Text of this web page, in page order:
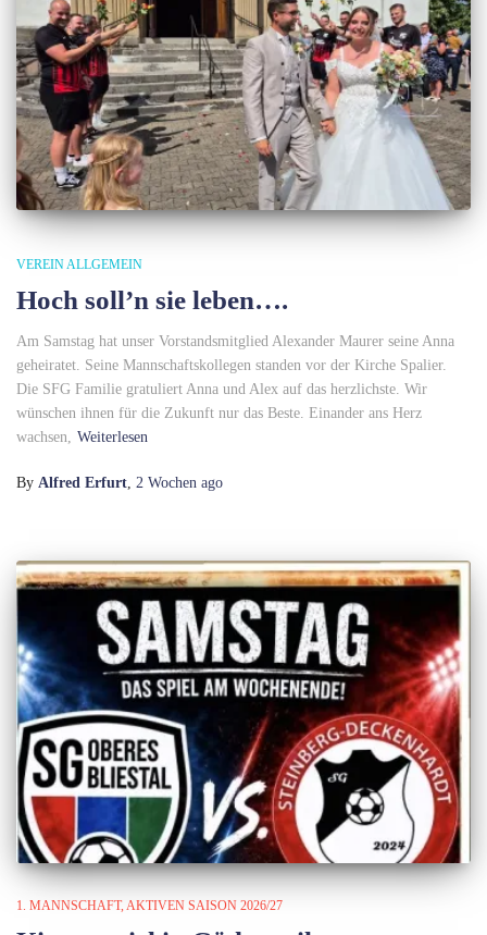
VEREIN ALLGEMEIN
Hoch soll’n sie leben….
Am Samstag hat unser Vorstandsmitglied Alexander Maurer seine Anna
geheiratet. Seine Mannschaftskollegen standen vor der Kirche Spalier.
Die SFG Familie gratuliert Anna und Alex auf das herzlichste. Wir
wünschen ihnen für die Zukunft nur das Beste. Einander ans Herz
wachsen,
Weiterlesen
By Alfred Erfurt 2 Wochen ago
1. MANNSCHAFT AKTIVEN SAISON 2026/27